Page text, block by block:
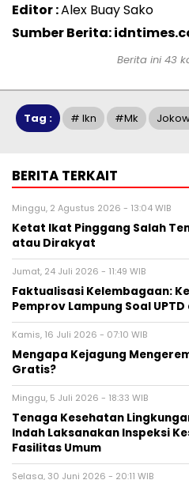
Editor :Alex Buay Sako
Sumber Berita:
Berita ini 43
Tag : # Ikn #mk
BERITA TERKAIT
Minggu, 2 Agustus 2026 - 13:04 WIB
Ketat Ikat Pinggang Salah
atau Dirakyat
Jumat, 24 Juli 2026 - 11:49 WIB
Faktualisasi Kelembagaan:
Pemprov Lampung Soal
Kamis, 16 Juli 2026 - 07:10 WIB
Mengapa Kejagung
Gratis?
Minggu, 5 Juli 2026 - 18:33 WIB
Tenaga Kesehatan
Indah Laksanakan Inspeksi
Fasilitas Umum
Selasa, 30 Juni 2026 - 20:11 WIB